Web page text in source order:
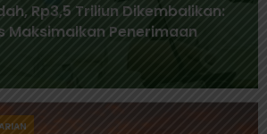
Rp3,5 Triliun Dikembalikan:
Maksimalkan Penerimaan